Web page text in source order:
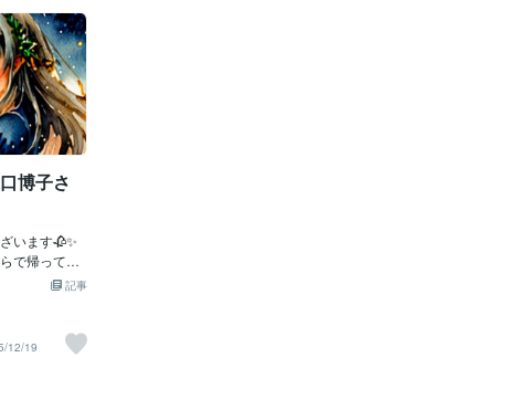
博子さ
います🥀✨
で帰って欲
をお届けし
もらいたいか
口博子さん
記事
12/19